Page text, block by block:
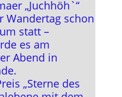
„Juchhöh`“
Wandertag schon
statt –
es am
Abend in
„Sterne des